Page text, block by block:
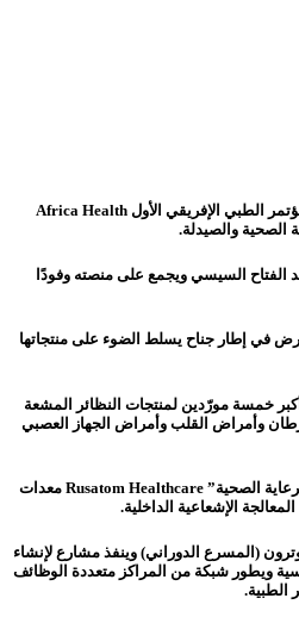
انطلقت اليوم فعاليات المعرض والمؤتمر الطبي الإفريقي الأول Africa Health
السيسي ويجمع على منصته وفودًا
في إطار جناح يسلط الضوء على منتجاتها
خمسة مورّدين لمنتجات النظائر المشعة
وأمراض القلب وأمراض الجهاز العصبي
وينتج أحد فروع الشركة “روساتوم للرعاية الصحية” Rusatom Healthcare معدات
الإشعاعية الداخلية.
(المسرع الدوراني) وينفذ مشارع لإنشاء
ويطور شبكة من المراكز متعددة الوظائف
الطبية.